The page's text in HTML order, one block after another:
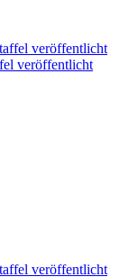
veröffentlicht